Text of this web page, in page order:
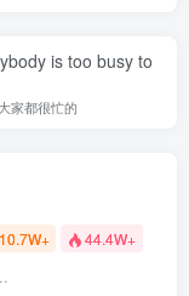
is too busy to
家都很忙的
10.7W+ 44.4W+